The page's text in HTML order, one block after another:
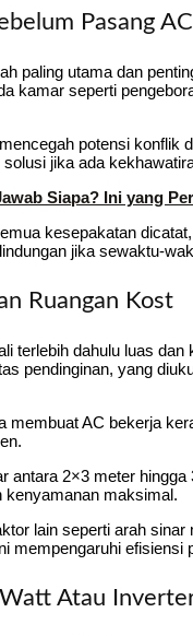
Pasang AC
paling utama dan
kamar seperti
potensi konflik
jika ada
Siapa? Ini yang
kesepakatan
jika sewaktu-
Ruangan Kost
terlebih dahulu luas
pendinginan, yang
membuat AC bekerja
antara 2×3 meter
maksimal.
lain seperti arah
mempengaruhi efisiensi
Atau